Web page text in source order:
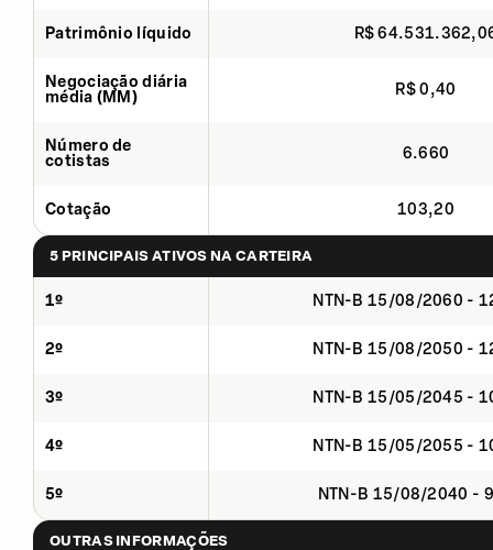
Patrimônio líquido R$
Negociação diária
média (MM)
R$ 0,40
Número de
cotistas
6.660
Cotação 103,20
5 PRINCIPAIS ATIVOS NA CARTEIRA
1º NTN-B 15/08/2060 -
2º NTN-B 15/08/2050 -
3º NTN-B 15/05/2045 -
4º NTN-B 15/05/2055 -
5º NTN-B 15/08/2040 -
OUTRAS INFORMAÇÕES